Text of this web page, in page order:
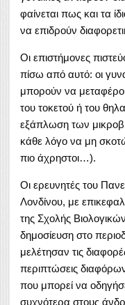
φαίνεται πως και τα
να επιδρούν
Οι επιστήμονες
πίσω από αυτό: οι
μπορούν να
του τοκετού ή του
εξάπλωση των
κάθε λόγο να μη
πιο άχρηστοι…).
Οι ερευνητές του
Λονδίνου, με
της Σχολής
δημοσίευση στο
μελέτησαν τις
περιπτώσεις
που μπορεί να
συχνότερα στους